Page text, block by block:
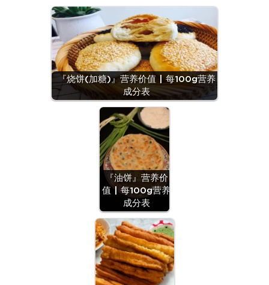
『烧饼(加糖)』营养价值 | 每100g营养
成分表
『油饼』营养价
值 | 每100g营养
成分表